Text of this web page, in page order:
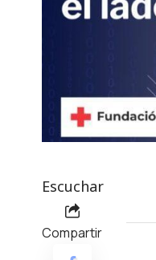
Escuchar
Compartir